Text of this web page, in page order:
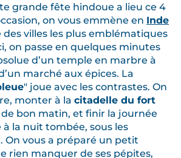
grande fête hindoue a lieu ce 4
on vous emmène en Inde
des villes les plus emblématiques
on passe en quelques minutes
d’un temple en marbre à
marché aux épices. La
" joue avec les contrastes. On
monter à la citadelle du fort
de bon matin, et finir la journée
la nuit tombée, sous les
On vous a préparé un petit
rien manquer de ses pépites,